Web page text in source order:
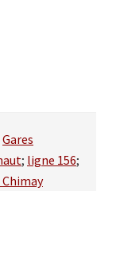
Gares
; ligne 156;